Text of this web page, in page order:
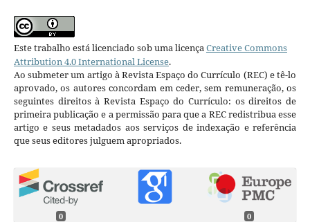
Este trabalho está licenciado sob uma licençaCreative Commons
Attribution 4.0 International License.
Ao submeter um artigo à Revista Espaço do Currículo (REC) e tê-lo
aprovado, os autores concordam em ceder, sem remuneração, os
seguintes direitos à Revista Espaço do Currículo: os direitos de
primeira publicação e a permissão para que a REC redistribua esse
artigo e seus metadados aos serviços de indexação e referência
que seus editores julguem apropriados.
0 0